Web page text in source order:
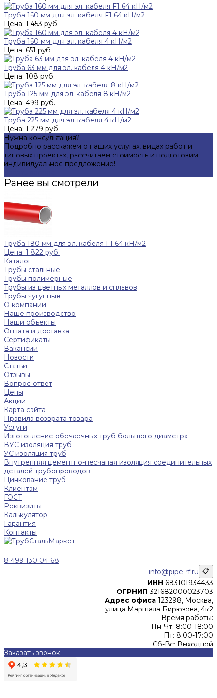
Труба 160 мм для эл. кабеля F1 64 кН/м2
Цена: 1 453 руб.
Труба 160 мм для эл. кабеля 4 кН/м2
Цена: 651 руб.
Труба 63 мм для эл. кабеля 4 кН/м2
Цена: 108 руб.
Труба 125 мм для эл. кабеля 8 кН/м2
Цена: 499 руб.
Труба 225 мм для эл. кабеля 4 кН/м2
Цена: 1 279 руб.
Нужна консультация?
Подробно расскажем о наших услугах, видах работ и
типовых проектах, рассчитаем стоимость и подготовим
индивидуальное предложение!
Ранее вы смотрели
Труба 180 мм для эл. кабеля F1 64 кН/м2
Цена: 1 822 руб.
Каталог
Трубы стальные
Трубы полимерные
Трубы из цветных металлов и сплавов
Трубы чугунные
О компании
Наше производство
Наши объекты
Оплата и доставка
Сертификаты
Вакансии
Новости
Статьи
Отзывы
Вопрос-ответ
Цены
Акции
Карта сайта
Правила возврата товара
Услуги
Изготовление обечаечных труб большого диаметра
ВУС изоляция труб
УС изоляция труб
Внутренняя цементно-песчаная изоляция соединительных
деталей трубопроводов
Цинкование труб
Клиентам
ГОСТ
Реквизиты
Калькулятор
Гарантия
Контакты
8 499 130 04 68
info@pipe-rf.ru 📋
ИНН 683101934433
ОГРНИП 321682000023703
Адрес офиса 123298, Москва,
улица Маршала Бирюзова, 4к2
Время работы:
Пн-Чт: 8:00-18:00
Пт: 8:00-17:00
Сб-Вс: Выходной
Заказать звонок